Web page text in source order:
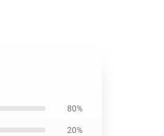
80%
20%